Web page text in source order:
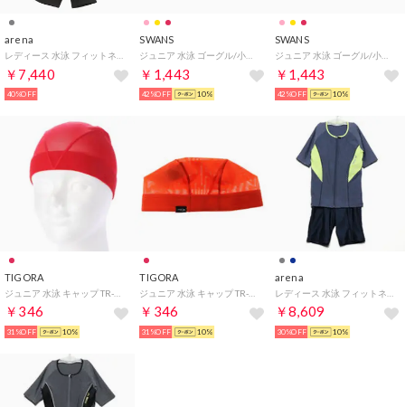
arena
￥7,440
40%OFF
SWANS
￥1,443
42%OFF 10%
SWANS
ジュニア 水泳 ゴーグル/小物 SJ-9M スイムグラス SJ-9M
￥1,443
42%OFF 10%
TIGORA
￥346
31%OFF 10%
TIGORA
￥346
31%OFF 10%
arena
￥8,609
30%OFF 10%